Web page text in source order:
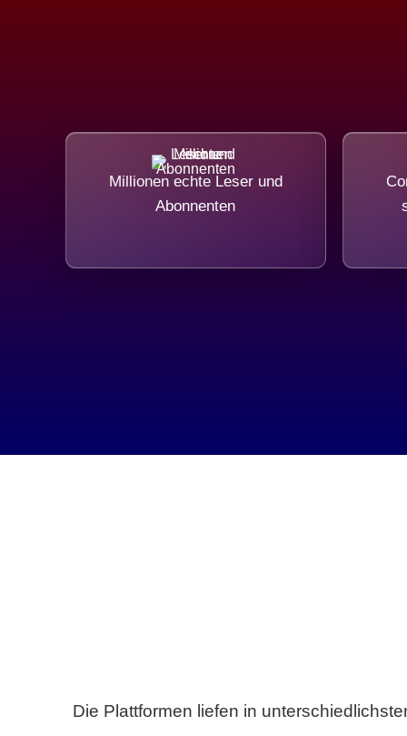
Millionen echte Leser und
Abonnenten
Die Plattformen liefen in